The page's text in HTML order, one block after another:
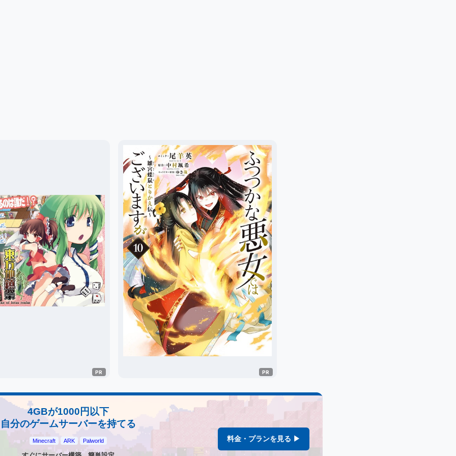
4GBが1000円以下
自分のゲームサーバーを持てる
Minecraft ARK Palworld 料金・プランを見る ▶